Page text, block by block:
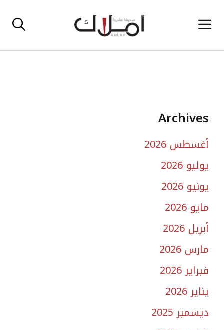
إلى القائمة
Archives
أغسطس 2026
يوليو 2026
يونيو 2026
مايو 2026
أبريل 2026
مارس 2026
فبراير 2026
يناير 2026
ديسمبر 2025